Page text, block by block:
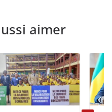
aimer